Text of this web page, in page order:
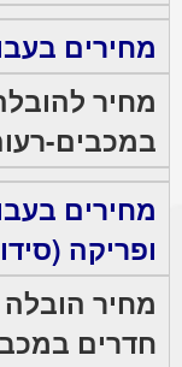
מחירים
במכבים-רעות 1900₪ ל
מחירים
ופריקה
חדרים במכבים-רעות